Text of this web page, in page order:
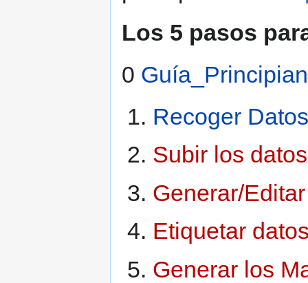
Los 5 pasos
0
Recoger Datos
Subir los datos
Generar/
Etiquetar
Generar los